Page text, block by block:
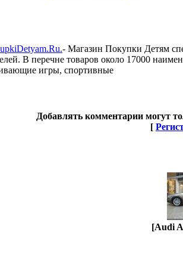
- Магазин Покупки Детям
В перечне товаров около 17000
игры, спортивные
Добавлять комментарии могут
[
[Audi